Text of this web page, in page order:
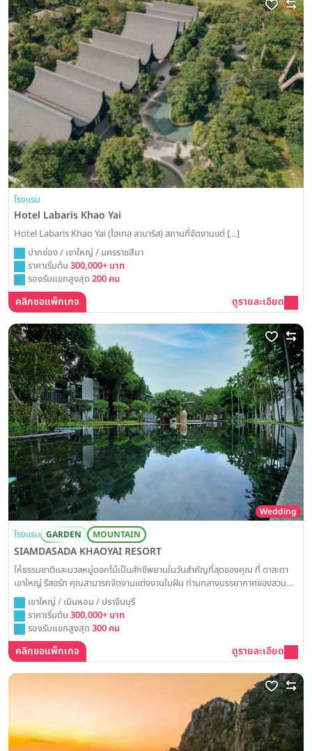
โรงแรม
Hotel Labaris Khao Yai
Hotel Labaris Khao Yai (โฮเทล ลาบาริส) สถานที่จัดงานแต่ […]
ปากช่อง / เขาใหญ่ / นครราชสีมา
ราคาเริ่มต้น 300,000+ บาท
รองรับแขกสูงสุด 200 คน
คลิกขอแพ็กเกจ ดูรายละเอียด
Wedding
โรงแรม GARDEN MOUNTAIN
SIAMDASADA KHAOYAI RESORT
ให้ธรรมชาติและมวลหมู่ดอกไม้เป็นสักขีพยานในวันสำคัญที่สุดของคุณ ที่ ดาสะดา
เขาใหญ่ รีสอร์ท คุณสามารถจัดงานแต่งงานในฝัน ท่ามกลางบรรยากาศของสวน
สวยสุดอลังการที่โอบล้อมด้วยวิวทิวเขา พร้อมสร้างความทรงจำที่แสนงดงามและ
ตราตรึงใจไปตลอดกาล
เขาใหญ่ / เนินหอม / ปราจีนบุรี
ราคาเริ่มต้น 300,000+ บาท
รองรับแขกสูงสุด 300 คน
คลิกขอแพ็กเกจ ดูรายละเอียด